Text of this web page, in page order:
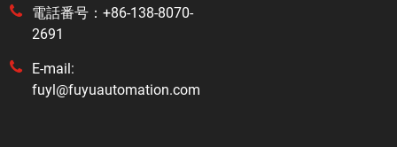
電話番号：+86-138-8070-
2691
E-mail:
fuyl@fuyuautomation.com